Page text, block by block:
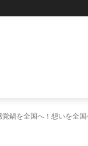
鍋を全国へ！想いを全